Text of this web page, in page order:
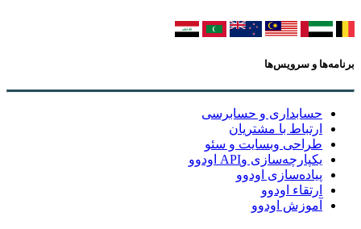
برنامه‌ها و سرویس‌ها
حسابداری و حسابرسی
ارتباط با مشتریان
طراحی وبسایت و سئو
یکپارچه‌سازی وAPI اودوو
پیاده‌سازی اودوو
ارتقاء اودوو
آموزش اودوو